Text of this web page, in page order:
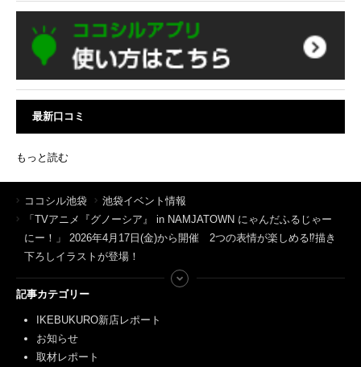
最新口コミ
もっと読む
ココシル池袋
池袋イベント情報
「TVアニメ『グノーシア』 in NAMJATOWN にゃんだふるじゃー
にー！」 2026年4月17日(金)から開催 2つの表情が楽しめる⁉描き
下ろしイラストが登場！
記事カテゴリー
IKEBUKURO新店レポート
お知らせ
取材レポート